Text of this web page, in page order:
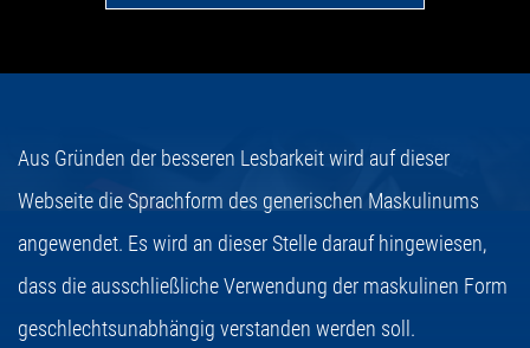
Aus Gründen der besseren Lesbarkeit wird auf dieser
Webseite die Sprachform des generischen Maskulinums
angewendet. Es wird an dieser Stelle darauf hingewiesen,
dass die ausschließliche Verwendung der maskulinen Form
geschlechtsunabhängig verstanden werden soll.